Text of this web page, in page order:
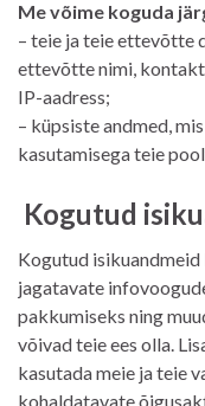
Me võime koguda
– teie ja teie ettevõtte
ettevõtte nimi,
IP-aadress;
– küpsiste andmed,
kasutamisega teie
Kogutud
Kogutud
jagatavate
pakkumiseks ning
võivad teie ees olla.
kasutada meie ja teie
kohaldatavate